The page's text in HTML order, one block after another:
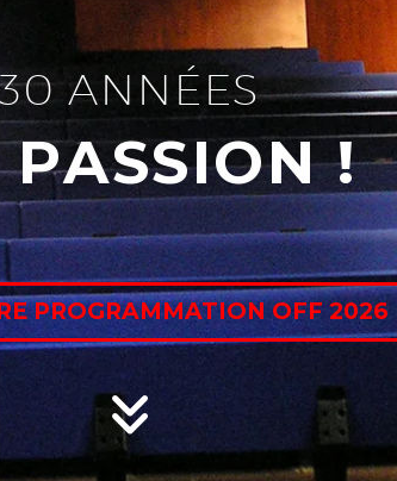
0 AN N ÉES
PASSION !
PROGRAMMATION OFF 2026